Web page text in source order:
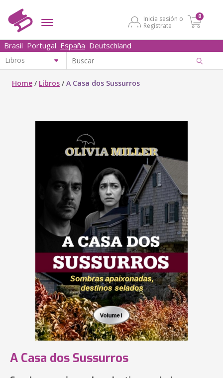
Inicia sesión o
Regístrate
0
Brasil Portugal España Deutschland
Home / Libros /A Casa dos Sussurros
A Casa dos Sussurros